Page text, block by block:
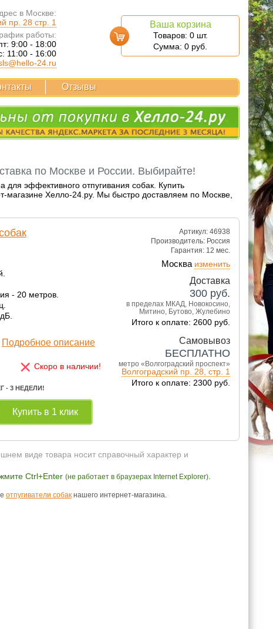
в Москве:
пр. 28 стр. 1
работы:
9:00 - 18:00
11:00 - 16:00
24.ru
Ваша корзина
Товаров: 0 шт.
Сумма: 0 руб.
Отзывы
по Москве и России. Выбирайте!
для эффективного отпугивания собак. Купить
магазине Хелло-24.ру. Мы быстро доставляем по Москве,
Артикул: 46938
Производитель: Россия
Гарантия: 12 мес.
Москва изменить
Доставка
300 руб.
в пределах МКАД, Новокосино,
Митино, Бутово, Жулебино
Итого к оплате: 2600 руб.
Самовывоз
БЕСПЛАТНО
метро «Волгоградский проспект»
Волгоградский пр. 28, стр. 1
Итого к оплате: 2300 руб.
- 20 метров.
Подробное описание
× Скоро в наличии!
- 3 НЕДЕЛИ!
Купить в 1 клик
виде товара носит справочный характер и
Ctrl+Enter (не работает в браузерах Internet Explorer).
отпугиватели собакнашего интернет-магазина.